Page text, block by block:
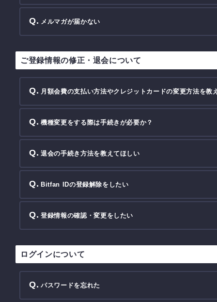
メルマガが届かない
ご登録情報の修正・退会について
月額会費の支払い方法やクレジットカードの変更方法を教
機種変更をする際は手続きが必要か？
退会の手続き方法を教えてほしい
Bitfan IDの登録解除をしたい
登録情報の確認・変更をしたい
ログインについて
パスワードを忘れた